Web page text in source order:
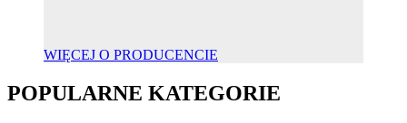
WIĘCEJ O PRODUCENCIE
POPULARNE KATEGORIE